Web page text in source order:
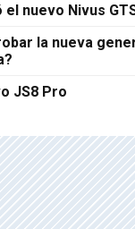
nuevo Nivus
la nueva
JS8 Pro